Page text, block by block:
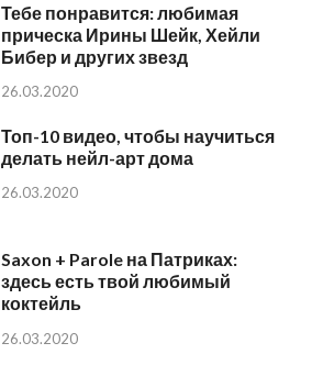
Тебе понравится: любимая
прическа Ирины Шейк, Хейли
Бибер и других звезд
26.03.2020
Топ-10 видео, чтобы научиться
делать нейл-арт дома
26.03.2020
Saxon + Parole на Патриках:
здесь есть твой любимый
коктейль
26.03.2020